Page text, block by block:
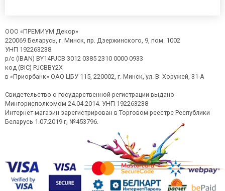
ООО «ПРЕМИУМ Декор»
220069 Беларусь, г. Минск, пр. Дзержинского, 9, пом. 1002
УНП 192263238
р/с (IBAN) BY14PJCB 3012 0385 2310 0000 0933
код (BIC) PJCBBY2X
в «Приорбанк» ОАО ЦБУ 115, 220002, г. Минск, ул. В. Хоружей, 31-А
Свидетельство о государственной регистрации выдано
Мингорисполкомом 24.04.2014. УНП 192263238
Интернет-магазин зарегистрирован в Торговом реестре Республики
Беларусь 1.07.2019 г, №453796.